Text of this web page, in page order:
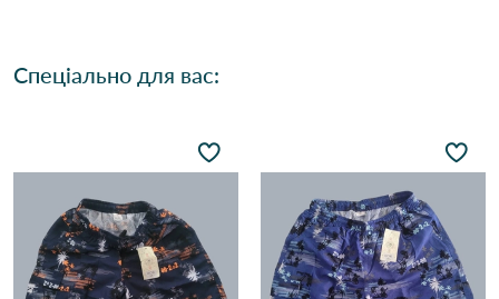
Спеціально для вас: